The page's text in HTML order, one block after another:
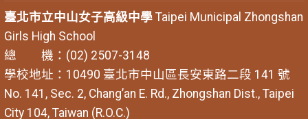
臺北市立中山女子高級中學Taipei Municipal Zhongshan
Girls High School
總 機：(02) 2507-3148
學校地址：10490 臺北市中山區長安東路二段 141 號
No. 141, Sec. 2, Chang’an E. Rd., Zhongshan Dist., Taipei
City 104, Taiwan (R.O.C.)